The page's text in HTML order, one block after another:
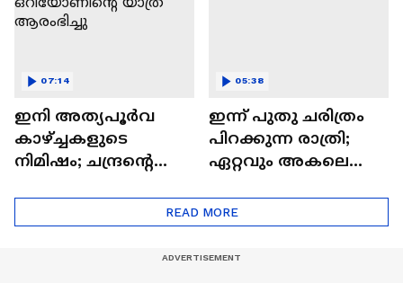
ഇനി അത്യപൂര്‍വ
കാഴ്ച്ചകളുടെ
നിമിഷം; ചന്ദ്രന്റെ
ഒറിയോണിന്റെ യാത്ര
ആരംഭിച്ചു
07:14
ഇന്ന് പുതു ചരിത്രം
പിറക്കുന്ന രാത്രി;
ഏറ്റവും അകലെ
05:38
READ MORE